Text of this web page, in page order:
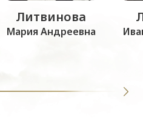
Литвинова
Мария Андреевна